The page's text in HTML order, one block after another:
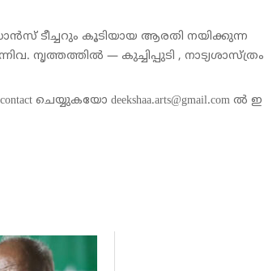
ടീച്ചറും കൂടിയായ ആരതി നയിക്കുന്ന
നൃത്തത്തിൽ — കുച്ചിപ്പുടി , നാട്യശാസ്ത്രം
ചെയ്യുകയോ deekshaa.arts@gmail.com ൽ ഇ